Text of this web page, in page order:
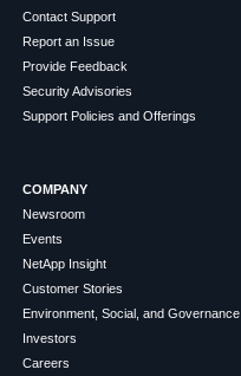
Contact Support
Report an Issue
Provide Feedback
Security Advisories
Support Policies and Offerings
COMPANY
Newsroom
Events
NetApp Insight
Customer Stories
Environment, Social, and Governance
Investors
Careers